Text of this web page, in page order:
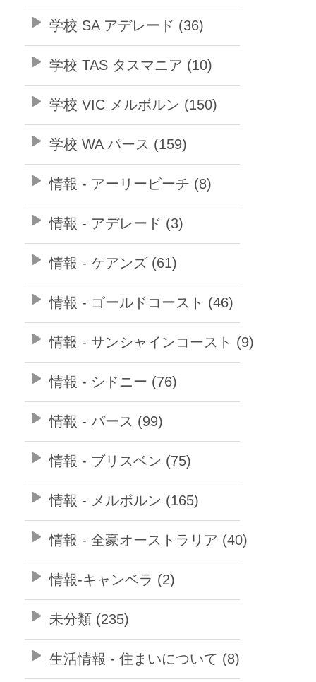
学校 SA アデレード (36)
学校 TAS タスマニア (10)
学校 VIC メルボルン (150)
学校 WA パース (159)
情報 - アーリービーチ (8)
情報 - アデレード (3)
情報 - ケアンズ (61)
情報 - ゴールドコースト (46)
情報 - サンシャインコースト (9)
情報 - シドニー (76)
情報 - パース (99)
情報 - ブリスベン (75)
情報 - メルボルン (165)
情報 - 全豪オーストラリア (40)
情報-キャンベラ (2)
未分類 (235)
生活情報 - 住まいについて (8)